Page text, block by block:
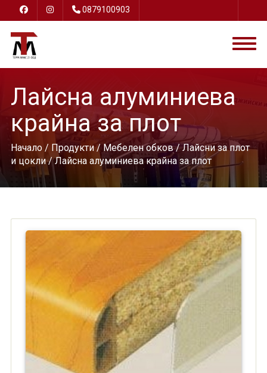
0879100903
Лайсна алуминиева
крайна за плот
Начало/ Продукти/Мебелен обков/Лайсни за плот
и цокли/ Лайсна алуминиева крайна за плот